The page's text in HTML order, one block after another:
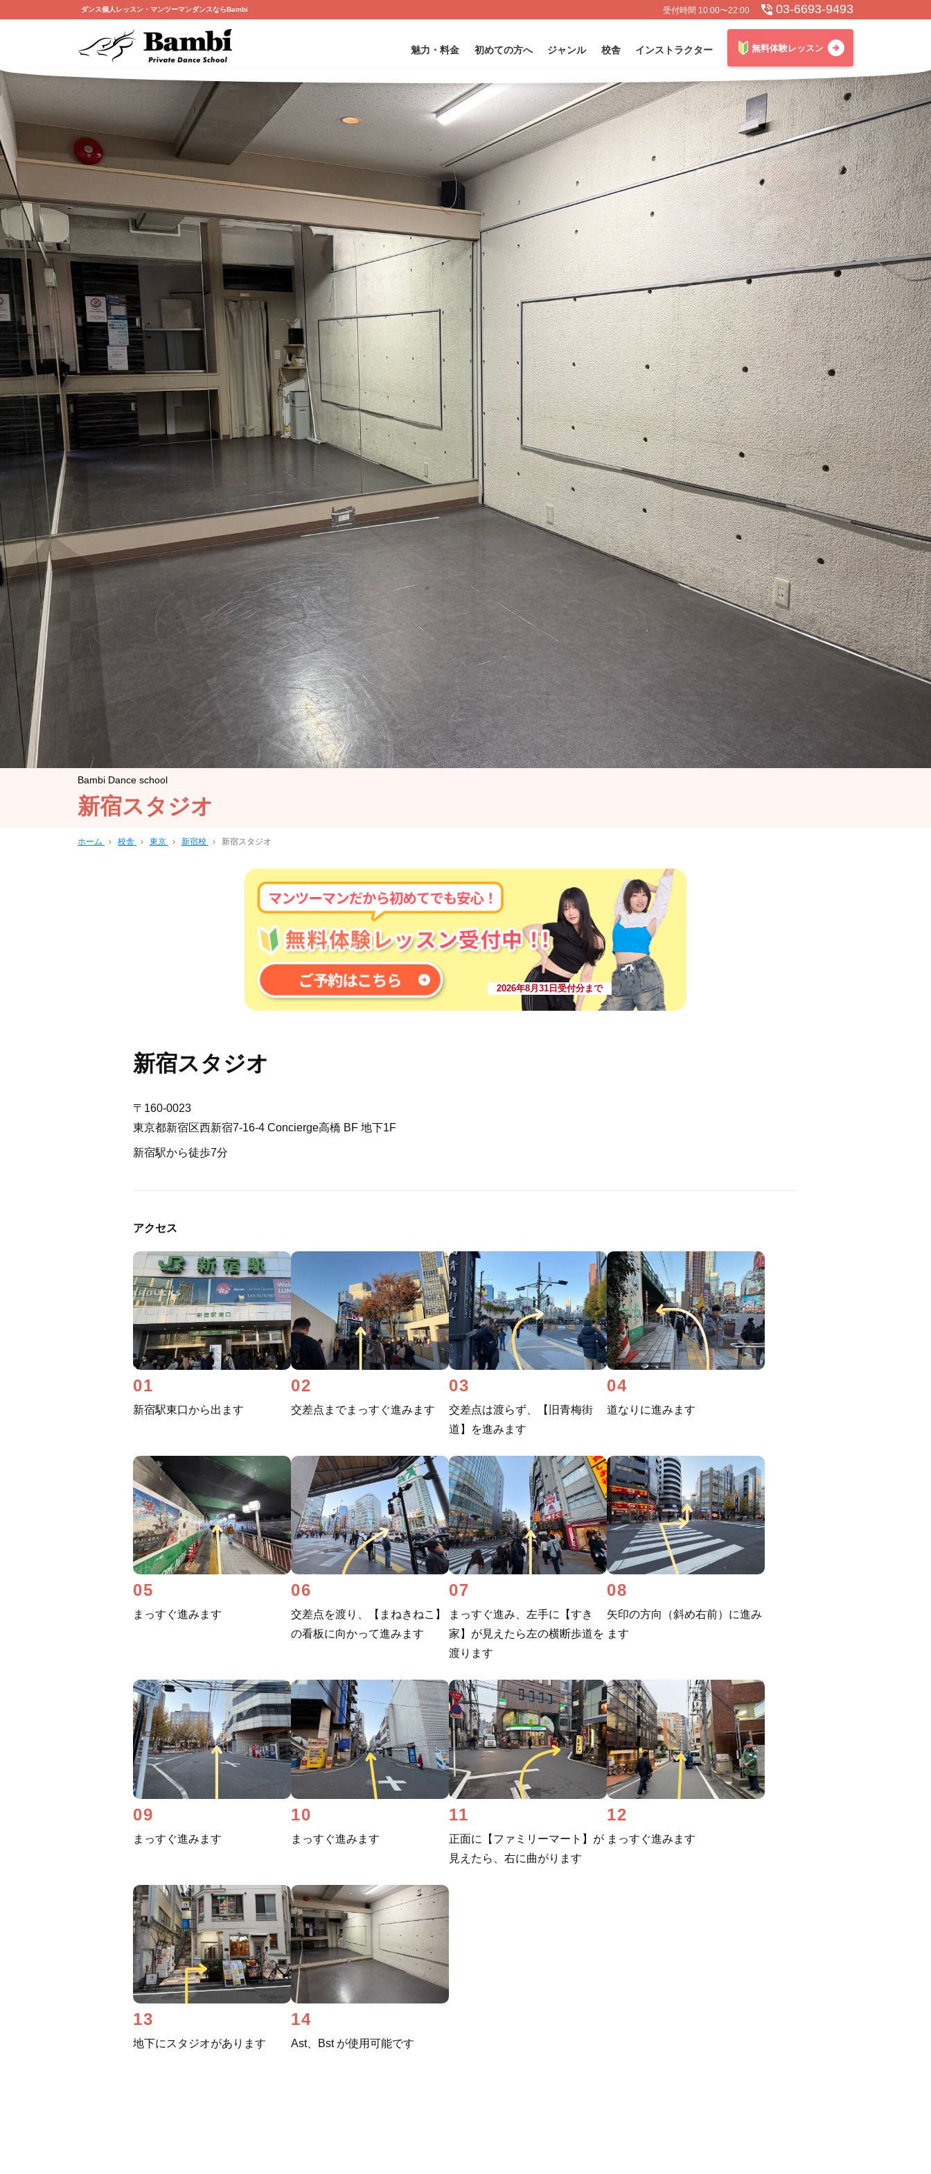
受付時間 10:00〜22:00 03-6693-9493
ダンス個人レッスン・マンツーマンダンスならBambi
魅力・料金 初めての方へ ジャンル 校舎 インストラクター 無料体験レッスン
Bambi Dance school
新宿スタジオ
ホーム › 校舎 › 東京 › 新宿校 › 新宿スタジオ
2026年8月31日受付分まで
新宿スタジオ
〒160-0023
東京都新宿区西新宿7-16-4 Concierge高橋 BF 地下1F
新宿駅から徒歩7分
アクセス
01
新宿駅東口から出ます
02
交差点までまっすぐ進みます
03
交差点は渡らず、【旧青梅街
道】を進みます
04
道なりに進みます
05
まっすぐ進みます
06
交差点を渡り、【まねきねこ】
の看板に向かって進みます
07
まっすぐ進み、左手に【すき
家】が見えたら左の横断歩道を
渡ります
08
矢印の方向（斜め右前）に進み
ます
09
まっすぐ進みます
10
まっすぐ進みます
11
正面に【ファミリーマート】が
見えたら、右に曲がります
12
まっすぐ進みます
13
地下にスタジオがあります
14
Ast、Bst が使用可能です